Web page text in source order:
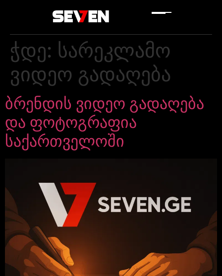
ჭდე: სარეკლამო
ვიდეო გადაღება
ბრენდის ვიდეო გადაღება
და ფოტოგრაფია
საქართველოში